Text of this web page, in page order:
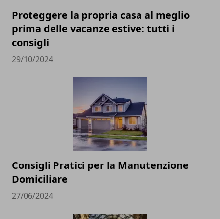
Proteggere la propria casa al meglio
prima delle vacanze estive: tutti i
consigli
29/10/2024
Consigli Pratici per la Manutenzione
Domiciliare
27/06/2024